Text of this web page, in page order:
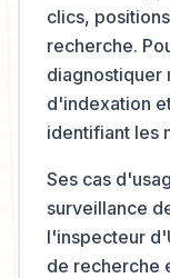
clics,
recherche.
diagnostiquer
d'indexation
identifiant les
Ses cas
surveillance
l'inspecteur
de recherche